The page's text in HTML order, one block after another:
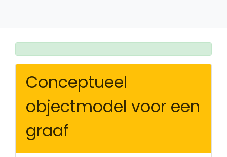
Conceptueel
objectmodel voor een
graaf